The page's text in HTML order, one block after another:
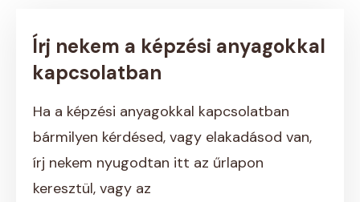
Írj nekem a képzési anyagokkal
kapcsolatban
Ha a képzési anyagokkal kapcsolatban
bármilyen kérdésed, vagy elakadásod van,
írj nekem nyugodtan itt az űrlapon
keresztül, vagy az